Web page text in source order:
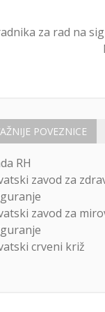
za rad na
POVEZNICE
RH
zavod za
zavod za
crveni križ